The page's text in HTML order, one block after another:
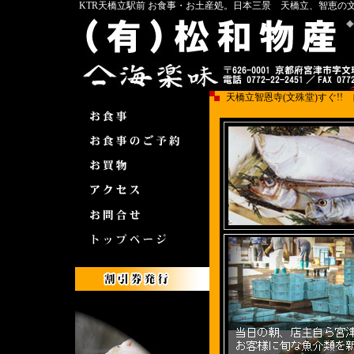
KTR天橋立駅前 お食事・お土産処。日本三景 天橋立、智恵の
天橋立智恩寺(文殊堂)すぐ!!